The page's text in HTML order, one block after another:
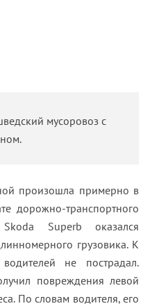
мусоровоз с
произошла примерно в
дорожно-транспортного
Superb оказался
грузовика. К
не пострадал.
повреждения левой
По словам водителя, его